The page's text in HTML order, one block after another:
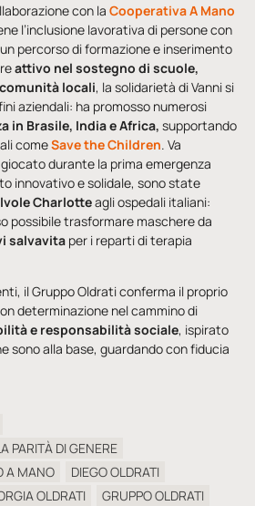
con la Cooperativa A Mano
l’inclusione lavorativa di persone con
percorso di formazione e inserimento
attivo nel sostegno di scuole,
locali, la solidarietà di Vanni si
aziendali: ha promosso numerosi
in Brasile, India e Africa, supportando
comeSave the Children. Va
durante la prima emergenza
innovativo e solidale, sono state
Charlotteagli ospedali italiani:
possibile trasformare maschere da
salvavita per i reparti di terapia
il Gruppo Oldrati conferma il proprio
determinazione nel cammino di
e responsabilità sociale, ispirato
sono alla base, guardando con fiducia
PARITÀ DI GENERE
A MANO
DIEGO OLDRATI
OLDRATI GRUPPO OLDRATI